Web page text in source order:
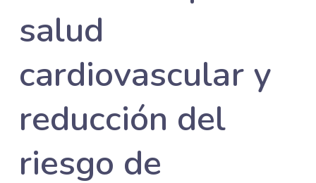
salud
cardiovascular y
reducción del
riesgo de